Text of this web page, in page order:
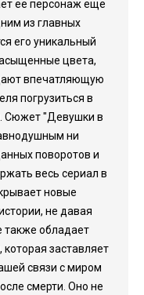
ее персонаж еще
из главных
его уникальный
цвета,
впечатляющую
погрузиться в
Сюжет "Девушки в
ни
поворотов и
весь сериал в
новые
не давая
также обладает
заставляет
связи с миром
смерти. Оно не